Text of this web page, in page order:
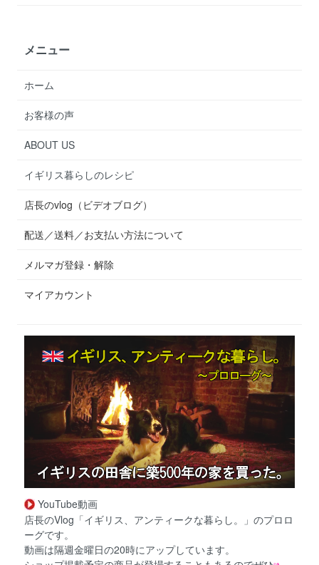
メニュー
ホーム
お客様の声
ABOUT US
イギリス暮らしのレシピ
店長のvlog（ビデオブログ）
配送／送料／お支払い方法について
メルマガ登録・解除
マイアカウント
YouTube動画
店長のVlog「イギリス、アンティークな暮らし。」のプロロ
ーグです。
動画は隔週金曜日の20時にアップしています。